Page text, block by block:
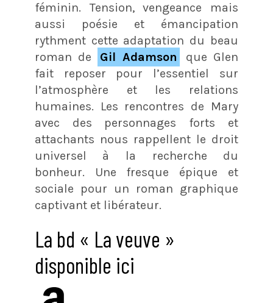
féminin. Tension, vengeance mais
aussi poésie et émancipation
rythment cette adaptation du beau
roman de
Gil Adamson
que Glen
fait reposer pour l’essentiel sur
l’atmosphère et les relations
humaines. Les rencontres de Mary
avec des personnages forts et
attachants nous rappellent le droit
universel à la recherche du
bonheur. Une fresque épique et
sociale pour un roman graphique
captivant et libérateur.
La bd « La veuve »
disponible ici